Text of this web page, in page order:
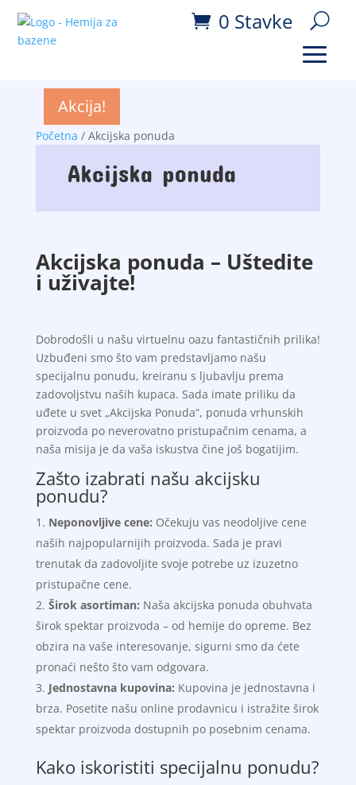
0 Stavke
Početna / Akcijska ponuda
Akcijska ponuda
Akcijska ponuda – Uštedite
i uživajte!
Dobrodošli u našu virtuelnu oazu fantastičnih prilika!
Uzbuđeni smo što vam predstavljamo našu
specijalnu ponudu, kreiranu s ljubavlju prema
zadovoljstvu naših kupaca. Sada imate priliku da
uđete u svet „Akcijska Ponuda“, ponuda vrhunskih
proizvoda po neverovatno pristupačnim cenama, a
naša misija je da vaša iskustva čine još bogatijim.
Zašto izabrati našu akcijsku
ponudu?
Neponovljive cene: Očekuju vas neodoljive cene
naših najpopularnijih proizvoda. Sada je pravi
trenutak da zadovoljite svoje potrebe uz izuzetno
pristupačne cene.
Širok asortiman: Naša akcijska ponuda obuhvata
širok spektar proizvoda – od hemije do opreme. Bez
obzira na vaše interesovanje, sigurni smo da ćete
pronaći nešto što vam odgovara.
Jednostavna kupovina: Kupovina je jednostavna i
brza. Posetite našu online prodavnicu i istražite širok
spektar proizvoda dostupnih po posebnim cenama.
Kako iskoristiti specijalnu ponudu?
Akcija!
Akcija!
Akcija!
Akcija!
Akcija!
Akcija!
Akcija!
Akcija!
Akcija!